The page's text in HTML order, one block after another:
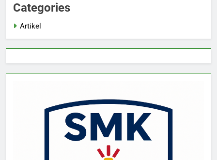
Categories
Artikel